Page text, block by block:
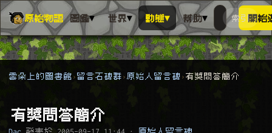
原始物語 圖鑑▾ 世界▾ 動態▾ 幫助▾
搜尋萬物
搜人物、
索引開始
雲朵上的圖書館 留言石碑群 原始人留言碑 有獎問答簡介
有獎問答簡介